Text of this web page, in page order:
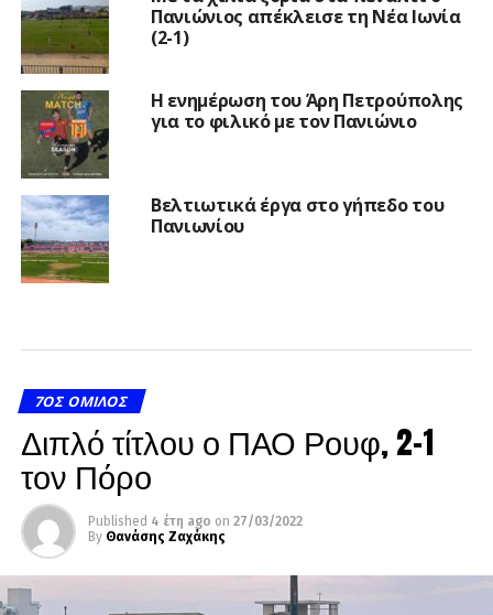
Πανιώνιος απέκλεισε τη Νέα Ιωνία
(2-1)
Η ενημέρωση του Άρη Πετρούπολης
για το φιλικό με τον Πανιώνιο
Βελτιωτικά έργα στο γήπεδο του
Πανιωνίου
7ΟΣ ΌΜΙΛΟΣ
Διπλό τίτλου ο ΠΑΟ Ρουφ, 2-1
τον Πόρο
Published 4 έτη ago on 27/03/2022
By Θανάσης Ζαχάκης